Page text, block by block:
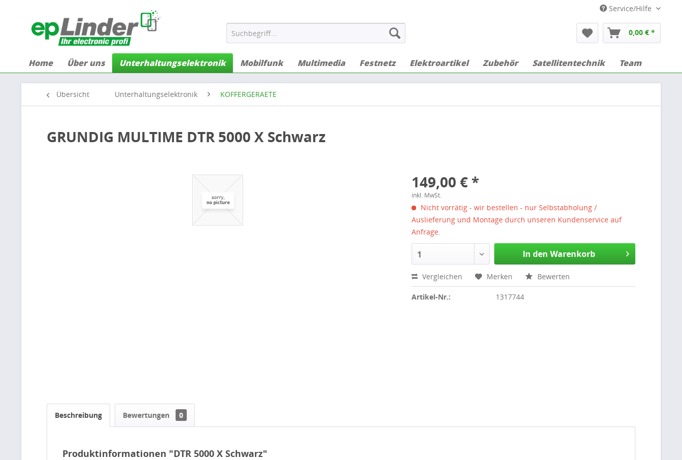
Service/Hilfe
0,00 € *
Home Über uns Unterhaltungselektronik Mobilfunk Multimedia Festnetz Elektroartikel Zubehör Satellitentechnik Team
Übersicht Unterhaltungselektronik KOFFERGERAETE
GRUNDIG MULTIME DTR 5000 X Schwarz
149,00 € *
inkl. MwSt.
Nicht vorrätig - wir bestellen - nur Selbstabholung /
Auslieferung und Montage durch unseren Kundenservice auf
Anfrage.
1 In den Warenkorb
Vergleichen Merken Bewerten
Artikel-Nr.: 1317744
Beschreibung Bewertungen 0
Produktinformationen "DTR 5000 X Schwarz"